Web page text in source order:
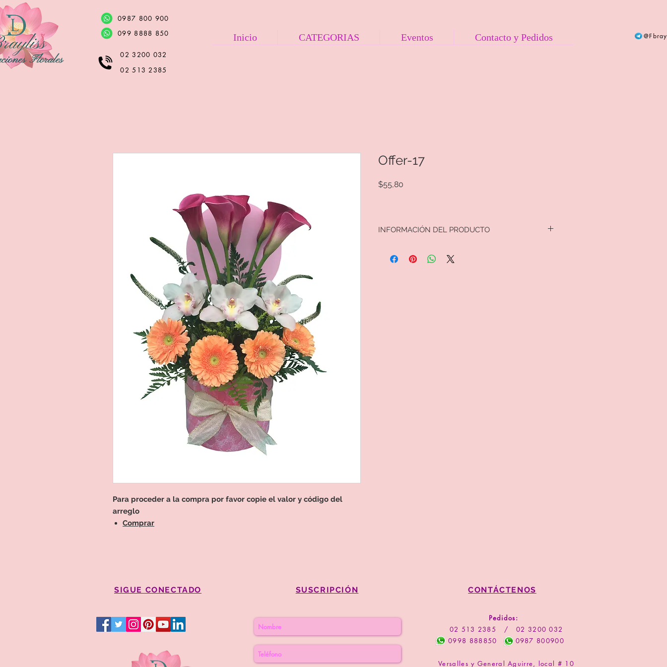
0987 800 900
099 8888 850
02 3200 032
02 513 2385
Inicio CATEGORIAS Eventos Contacto y Pedidos
Para proceder a la compra por favor copie el valor y código del
arreglo
Comprar
Offer-17
$55,80
INFORMACIÓN DEL PRODUCTO
código del arreglo
SIGUE CONECTADO SUSCRIPCIÓN CONTÁCTENOS
Pedidos:
02 513 2385 / 02 3200 032
0998 888850 0987 800900
Versalles y General Aguirre, local # 10